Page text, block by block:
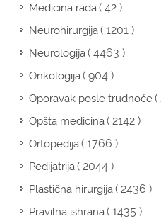
Medicina rada( 42 )
Neurohirurgija( 1201 )
Neurologija( 4463 )
Onkologija( 904 )
Oporavak posle trudnoće(
Opšta medicina( 2142 )
Ortopedija( 1766 )
Pedijatrija( 2044 )
Plastična hirurgija( 2436 )
Pravilna ishrana( 1435 )